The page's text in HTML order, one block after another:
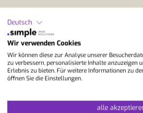
Deutsch
Wir verwenden Cookies
Wir können diese zur Analyse unserer
zu verbessern, personalisierte Inhalte anzuzeigen
Erlebnis zu bieten. Für weitere Informationen zu
öffnen Sie die Einstellungen.
alle